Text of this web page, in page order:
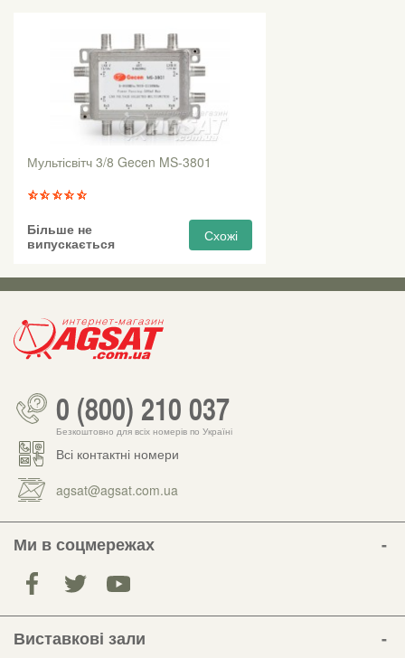
Мультісвітч 3/8 Gecen MS-3801
Більше не
випускається
Схожі
0 (800) 210 037
Безкоштовно для всіх номерів по Україні
Всі контактні номери
agsat@agsat.com.ua
Ми в соцмережах
Виставкові зали